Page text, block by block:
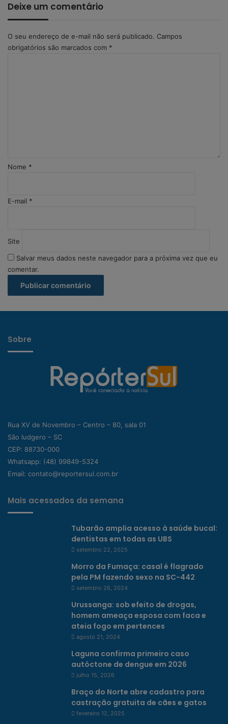
Deixe um comentário
O seu endereço de e-mail não será publicado. Campos
obrigatórios são marcados com *
*
Nome *
E-mail *
Site
Salvar meus dados neste navegador para a próxima vez que eu
comentar.
Sobre
Rua XV de Novembro – Centro – 80, sala 01
São ludgero – SC
CEP: 88730-000
Whatsapp: (48) 99849-5324
Email: contato@reportersul.com.br
Mais acessados da semana
Tubarão amplia acesso à saúde bucal:
dentistas em todas as UBS
setembro 22, 2025
Morro da Fumaça: casal é flagrado
pela PM fazendo sexo na SC-442
setembro 26, 2024
Urussanga: sob efeito de drogas,
homem ameaça esposa com faca e
ateia fogo em pertences
agosto 21, 2024
Laguna confirma primeiro caso
autóctone de dengue em 2026
julho 15, 2026
Braço do Norte abre cadastro para
castração gratuita de cães e gatos
fevereiro 12, 2025